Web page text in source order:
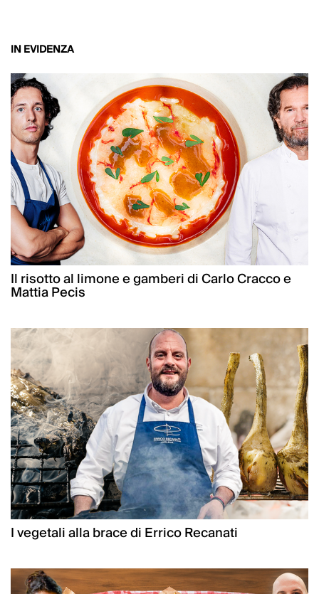
IN EVIDENZA
Il risotto al limone e gamberi di Carlo Cracco e
Mattia Pecis
I vegetali alla brace di Errico Recanati